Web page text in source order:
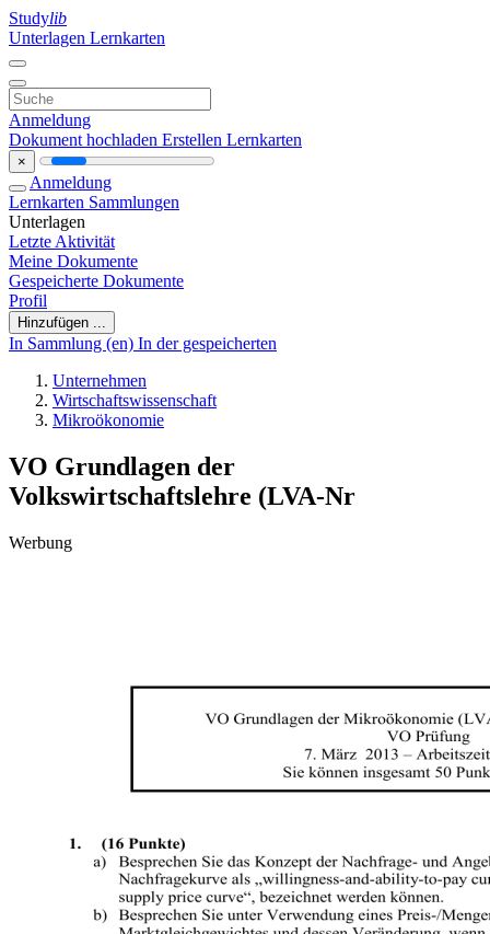
Studylib
Unterlagen Lernkarten
Anmeldung
Dokument hochladen Erstellen Lernkarten
×
Anmeldung
Lernkarten Sammlungen
Unterlagen
Letzte Aktivität
Meine Dokumente
Gespeicherte Dokumente
Profil
Hinzufügen ...
In Sammlung (en) In der gespeicherten
Unternehmen
Wirtschaftswissenschaft
Mikroökonomie
VO Grundlagen der
Volkswirtschaftslehre (LVA-Nr
Werbung